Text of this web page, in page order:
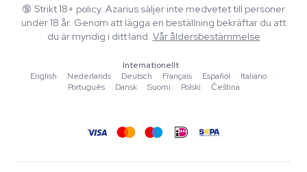
Vanliga frågor
Integritetspolicy
Blog
Musik
Redaktionella standarder
Verktyg & Kalkylatorer
🔞 Strikt 18+ policy. Azarius säljer inte medvetet till personer
under 18 år. Genom att lägga en beställning bekräftar du att
du är myndig i ditt land. Vår åldersbestämmelse
Internationellt
English
·Nederlands ·Deutsch ·Français ·Español ·Italiano
·
Português
·Dansk ·Suomi ·Polski ·Čeština